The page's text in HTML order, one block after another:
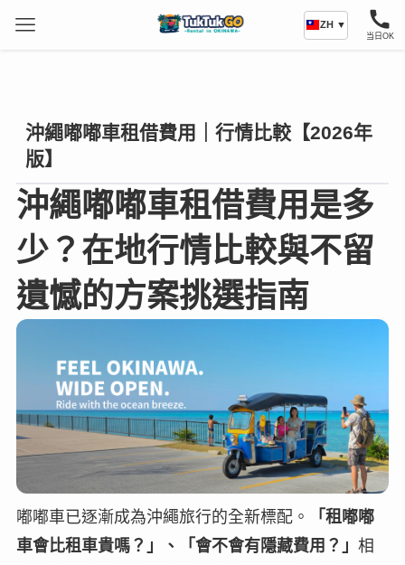
当日OK
ZH ▼
沖繩嘟嘟車租借費用｜行情比較【2026年
版】
沖繩嘟嘟車租借費用是多
少？在地行情比較與不留
遺憾的方案挑選指南
嘟嘟車已逐漸成為沖繩旅行的全新標配。
「租嘟嘟
車會比租車貴嗎？」、「會不會有隱藏費用？」 相